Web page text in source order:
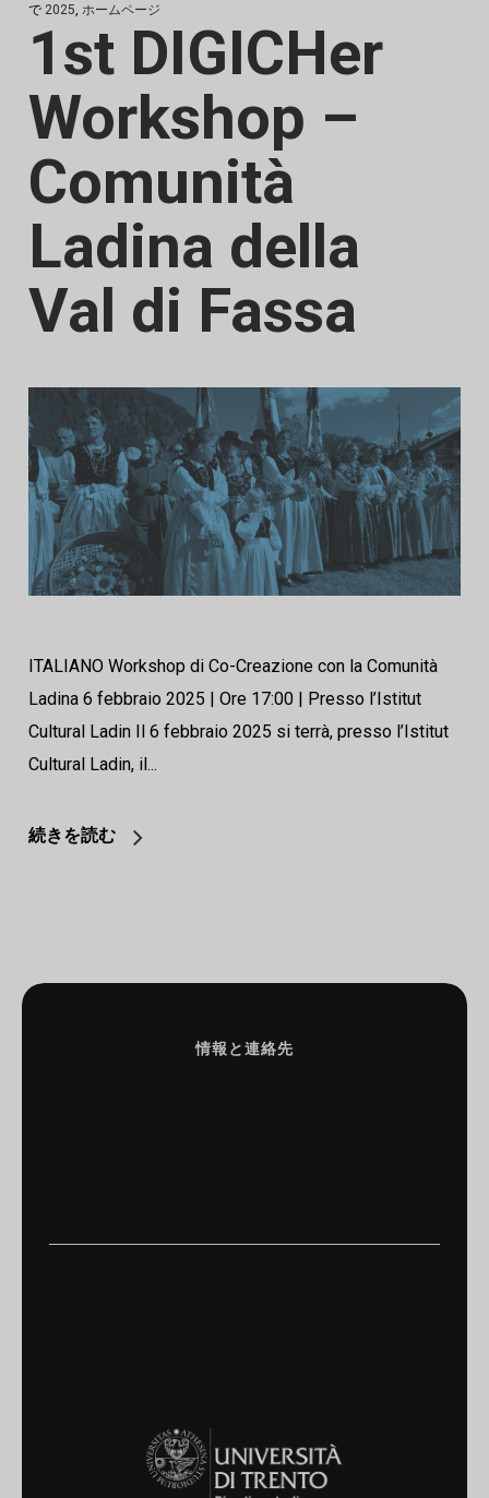
で 2025 ホームページ
1st DIGICHer
Workshop –
Comunità
Ladina della
Val di Fassa
ITALIANO Workshop di Co-Creazione con la Comunità
Ladina 6 febbraio 2025 | Ore 17:00 | Presso l’Istitut
Cultural Ladin Il 6 febbraio 2025 si terrà, presso l’Istitut
Cultural Ladin, il...
続きを読む
情報と連絡先